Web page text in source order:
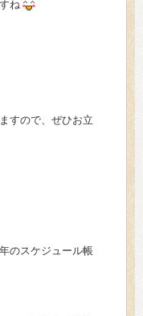
ね
すので、ぜひお立
のスケジュール帳
ーポリシー